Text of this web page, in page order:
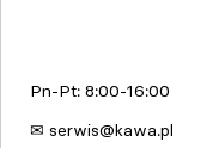
Pn-Pt: 8:00-16:00
✉ serwis@kawa.pl